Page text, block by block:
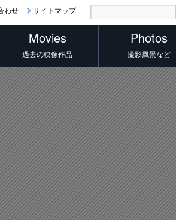
わせ サイトマップ
Movies
過去の映像作品
Photos
撮影風景など